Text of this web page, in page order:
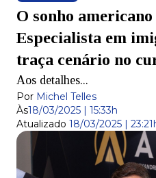
O sonho
Especialista em
traça cenário no
Aos detalhes...
Por Michel Telles
Às18/03/2025 | 15:33h
Atualizado 18/03/2025 |